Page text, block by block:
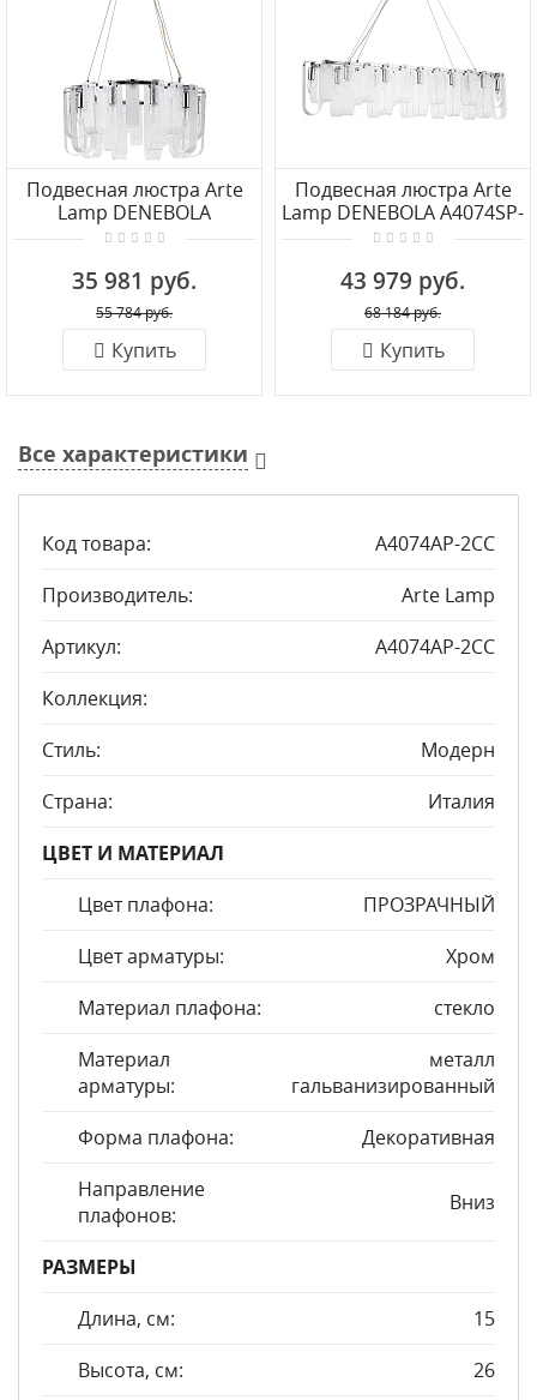
Подвесная люстра Arte
Lamp DENEBOLA
A4074LM-10CC
35 981 руб.
55 784 руб.
Купить
Подвесная люстра Arte
Lamp DENEBOLA A4074SP-
12CC
43 979 руб.
68 184 руб.
Купить
Все характеристики
Код товара:
A4074AP-2CC
Производитель:
Arte Lamp
Артикул:
A4074AP-2CC
Коллекция:
Стиль:
Модерн
Страна:
Италия
ЦВЕТ И МАТЕРИАЛ
Цвет плафона:
ПРОЗРАЧНЫЙ
Цвет арматуры:
Хром
Материал плафона:
стекло
Материал
арматуры:
металл
гальванизированный
Форма плафона:
Декоративная
Направление
плафонов:
Вниз
РАЗМЕРЫ
Длина, см:
15
Высота, см:
26